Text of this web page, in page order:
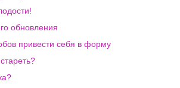
обновления
привести себя в форму